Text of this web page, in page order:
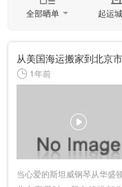
全部晒单 起运
从美国海运搬家到北京市
1年前
当心爱的斯坦威钢琴从华盛